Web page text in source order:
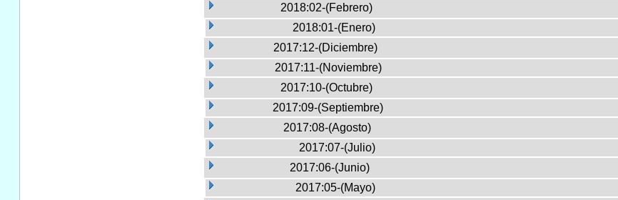
2018:02-(Febrero)
2018:01-(Enero)
2017:12-(Diciembre)
2017:11-(Noviembre)
2017:10-(Octubre)
2017:09-(Septiembre)
2017:08-(Agosto)
2017:07-(Julio)
2017:06-(Junio)
2017:05-(Mayo)